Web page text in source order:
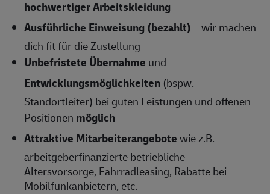
hochwertiger Arbeitskleidung
Ausführliche Einweisung (bezahlt)– wir machen
dich fit für die Zustellung
Unbefristete Übernahme und
Entwicklungsmöglichkeiten (bspw.
Standortleiter) bei guten Leistungen und offenen
Positionen möglich
Attraktive Mitarbeiterangebotewie z.B.
arbeitgeberfinanzierte betriebliche
Altersvorsorge, Fahrradleasing, Rabatte bei
Mobilfunkanbietern, etc.